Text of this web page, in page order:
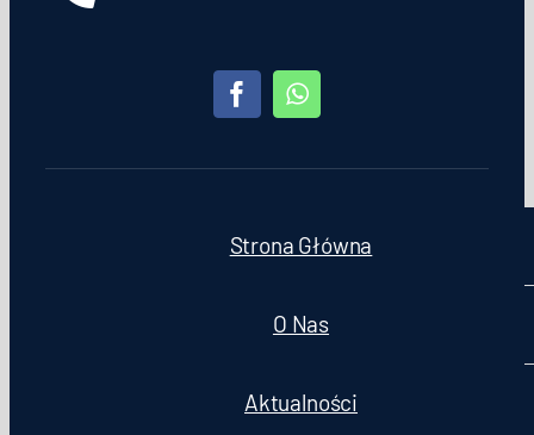
Strona Główna
O Nas
Aktualności